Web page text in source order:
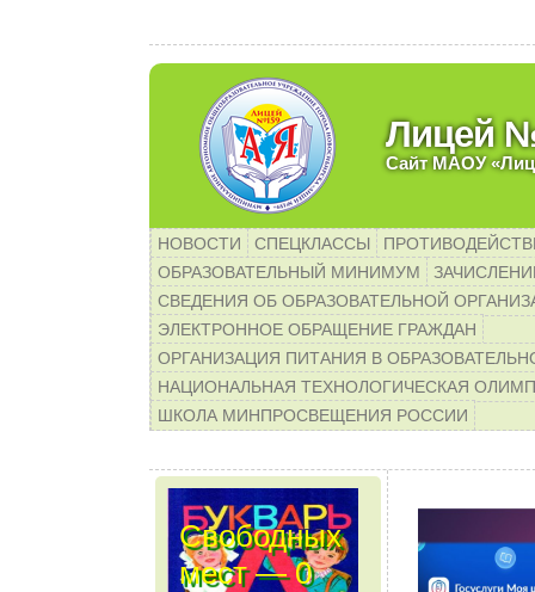
Лицей
Сайт МАОУ
НОВОСТИ СПЕЦКЛАССЫ
ОБРАЗОВАТЕЛЬНЫЙ МИНИМУМ
СВЕДЕНИЯ ОБ ОБРАЗОВАТЕЛЬНОЙ
ЭЛЕКТРОННОЕ ОБРАЩЕНИЕ ГРАЖДАН
ОРГАНИЗАЦИЯ ПИТАНИЯ В
НАЦИОНАЛЬНАЯ ТЕХНОЛОГИЧЕСКАЯ
ШКОЛА МИНПРОСВЕЩЕНИЯ РОССИИ
Свободных
мест — 0